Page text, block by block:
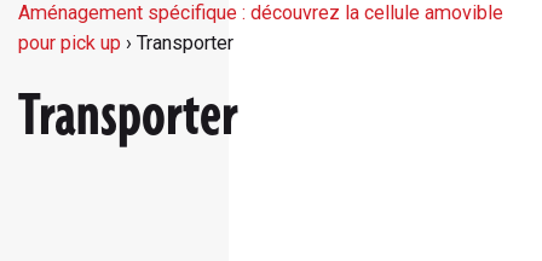
Aménagement spécifique : découvrez la cellule amovible
pour pick up › Transporter
Transporter